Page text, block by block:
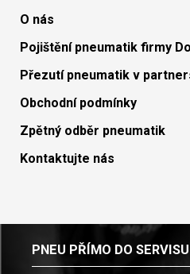
O nás
Pojištění pneumatik firmy
Přezutí pneumatik v
Obchodní podmínky
Zpětný odběr pneumatik
Kontaktujte nás
PNEU PŘÍMO DO SERVISU